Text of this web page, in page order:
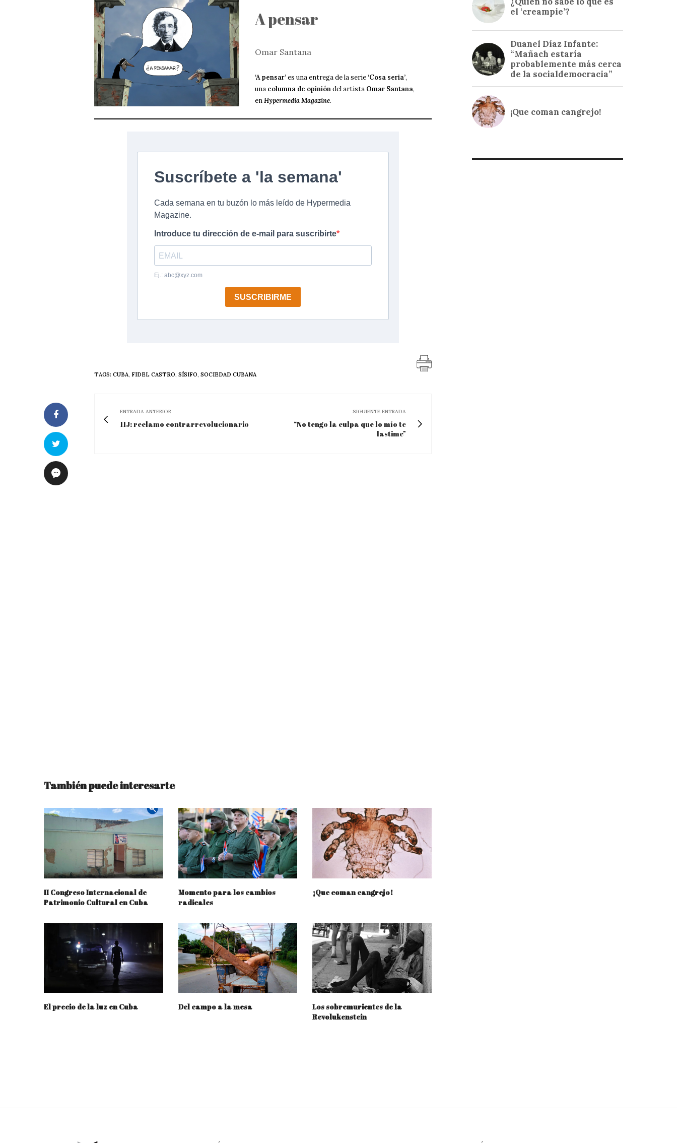
A pensar
Omar Santana
‘A pensar’es una entrega de la serie ‘Cosa seria’,
una columna de opinióndel artista Omar Santana,
enHypermedia Magazine.
TAGS: CUBA, FIDEL CASTRO, SÍSIFO, SOCIEDAD CUBANA
ENTRADA ANTERIOR
11J: reclamo contrarrevolucionario
SIGUIENTE ENTRADA
“No tengo la culpa que lo mío te
lastime”
También puede interesarte
II Congreso Internacional de
Patrimonio Cultural en Cuba
Momento para los cambios
radicales
¡Que coman cangrejo!
El precio de la luz en Cuba Del campo a la mesa
Los sobremurientes de la
Revolukenstein